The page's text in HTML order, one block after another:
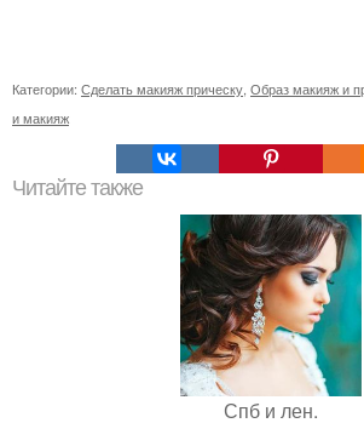
Категории: Сделать макияж прическу Образ макияж и
и макияж
Читайте также
Спб и лен.